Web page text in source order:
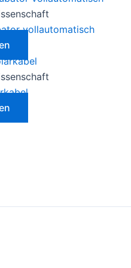
vollautomatisch